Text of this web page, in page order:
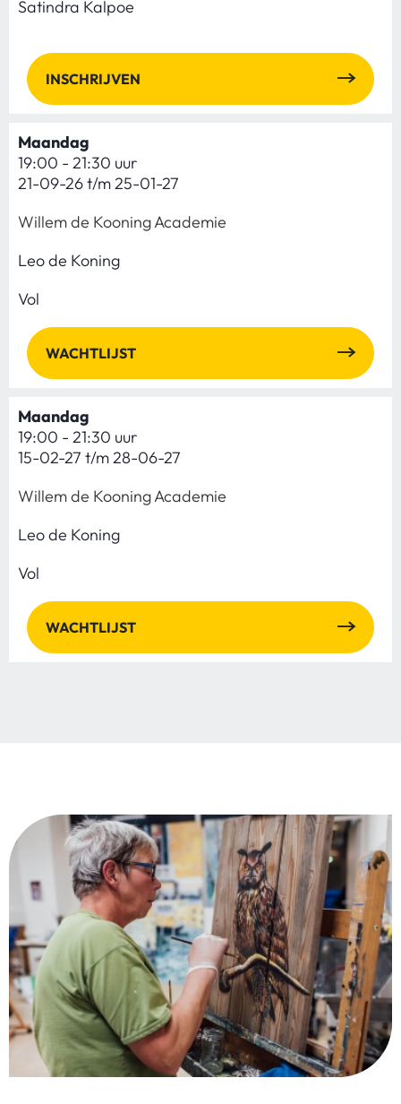
Satindra Kalpoe
INSCHRIJVEN
Maandag
19:00 - 21:30 uur
21-09-26 t/m 25-01-27
Willem de Kooning Academie
Leo de Koning
Vol
WACHTLIJST
Maandag
19:00 - 21:30 uur
15-02-27 t/m 28-06-27
Willem de Kooning Academie
Leo de Koning
Vol
WACHTLIJST